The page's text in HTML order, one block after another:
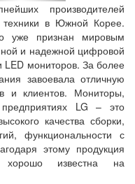
производителей
техники в Южной Корее.
уже признан мировым
и надежной цифровой
LED мониторов. За более
завоевала отличную
и клиентов. Мониторы,
LG – это
качества сборки,
функциональности с
этому продукция
хорошо известна на